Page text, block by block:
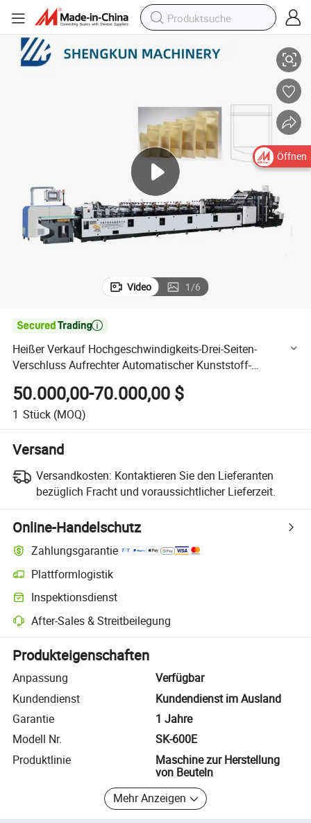
Kunststoff-Reißverschluss Kaffee-Beutel-
Heißer Verkauf Hochgeschwindigkeits-Drei-Seiten-Verschluss
Video 1/6

Heißer Verkauf Hochgeschwindigkeits-Drei-Seiten-
Verschluss Aufrechter Automatischer Kunststoff-
Reißverschluss Kaffee-Beutel-Herstellungsmaschine
50.000,00-70.000,00 $
1 Stück (MOQ)
Versand
Versandkosten: Kontaktieren Sie den Lieferanten
bezüglich Fracht und voraussichtlicher Lieferzeit.
Online-Handelschutz
Zahlungsgarantie
Plattformlogistik
Klarere Sendungsverfolgung mit plattformunterstützter Logistik
Inspektionsdienst
Optionale Vorabinspektion zur Überprüfung von Qualität und Menge
After-Sales & Streitbeilegung
Plattformgestützte Streitbeilegung, einschließlich Rückerstattungen
Produkteigenschaften
Anpassung
Verfügbar
Kundendienst
Kundendienst im Ausland
Garantie
1 Jahre
Modell Nr.
SK-600E
Produktlinie
Maschine zur Herstellung
von Beuteln
Mehr Anzeigen
Öffnen